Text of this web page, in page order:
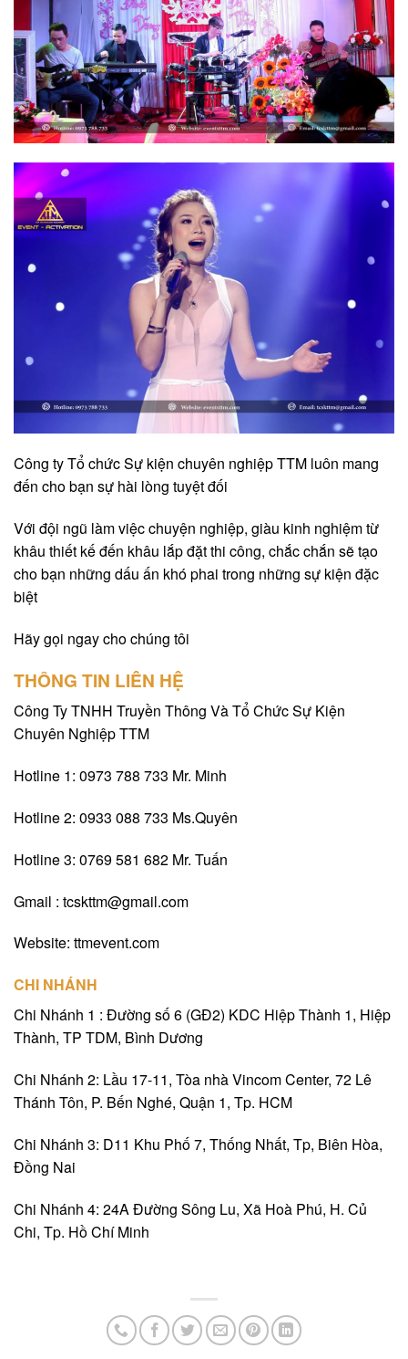
Công ty Tổ chức Sự kiện chuyên nghiệp TTM luôn mang
đến cho bạn sự hài lòng tuyệt đối
Với đội ngũ làm việc chuyện nghiệp, giàu kinh nghiệm từ
khâu thiết kế đến khâu lắp đặt thi công, chắc chắn sẽ tạo
cho bạn những dấu ấn khó phai trong những sự kiện đặc
biệt
Hãy gọi ngay cho chúng tôi
THÔNG TIN LIÊN HỆ
Công Ty TNHH Truyền Thông Và Tổ Chức Sự Kiện
Chuyên Nghiệp TTM
Hotline 1: 0973 788 733 Mr. Minh
Hotline 2: 0933 088 733 Ms.Quyên
Hotline 3: 0769 581 682 Mr. Tuấn
Gmail : tcskttm@gmail.com
Website: ttmevent.com
CHI NHÁNH
Chi Nhánh 1 : Đường số 6 (GĐ2) KDC Hiệp Thành 1, Hiệp
Thành, TP TDM, Bình Dương
Chi Nhánh 2: Lầu 17-11, Tòa nhà Vincom Center, 72 Lê
Thánh Tôn, P. Bến Nghé, Quận 1, Tp. HCM
Chi Nhánh 3: D11 Khu Phố 7, Thống Nhất, Tp, Biên Hòa,
Đồng Nai
Chi Nhánh 4: 24A Đường Sông Lu, Xã Hoà Phú, H. Củ
Chi, Tp. Hồ Chí Minh